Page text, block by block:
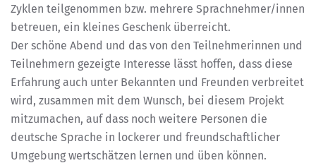
Zyklen teilgenommen bzw. mehrere Sprachnehmer/innen
betreuen, ein kleines Geschenk überreicht.
Der schöne Abend und das von den Teilnehmerinnen und
Teilnehmern gezeigte Interesse lässt hoffen, dass diese
Erfahrung auch unter Bekannten und Freunden verbreitet
wird, zusammen mit dem Wunsch, bei diesem Projekt
mitzumachen, auf dass noch weitere Personen die
deutsche Sprache in lockerer und freundschaftlicher
Umgebung wertschätzen lernen und üben können.